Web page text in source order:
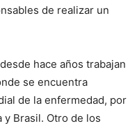
de realizar un
hace años trabajan
se encuentra
de la enfermedad, por
Brasil. Otro de los